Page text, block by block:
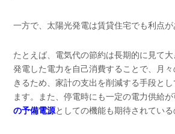
一方で、太陽光発電は賃貸住宅でも利点が
たとえば、電気代の節約は長期的に見て大
発電した電力を自己消費することで、月
きるため、家計の支出を削減する手段と
ます。また、停電時にも一定の電力供給が
の予備電源としての機能も期待されている